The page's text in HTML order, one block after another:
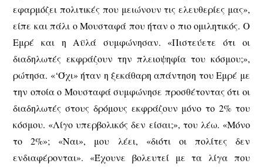
εφαρμόζει πολιτικές που μειώνουν τις ελευθερίες μας»,
είπε και πάλι ο Μουσταφά που ήταν ο πιο ομιλητικός. Ο
Εμρέ και η Αϋλά συμφώνησαν. «Πιστεύετε ότι οι
διαδηλωτές εκφράζουν την πλειοψηφία του κόσμου;»,
ρώτησα. «‘Όχι» ήταν η ξεκάθαρη απάντηση του Εμρέ με
την οποία ο Μουσταφά συμφώνησε προσθέτοντας ότι οι
διαδηλωτές στους δρόμους εκφράζουν μόνο το 2% του
κόσμου. «Λίγο υπερβολικός δεν είσαι;», του λέω. «Μόνο
το 2%»; «Ναι», μου λέει, «διότι οι πολίτες δεν
ενδιαφέρονται». «Έχουνε βολευτεί με τα λίγα που